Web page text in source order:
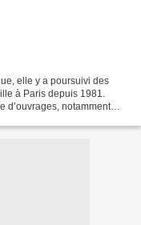
elle y a poursuivi des
à Paris depuis 1981.
d’ouvrages, notamment